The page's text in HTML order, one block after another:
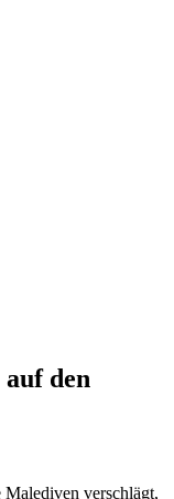
den
Malediven verschlägt,